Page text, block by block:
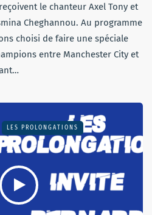
le chanteur Axel Tony et
Cheghannou. Au programme
choisi de faire une spéciale
entre Manchester City et
LES PROLONGATIONS